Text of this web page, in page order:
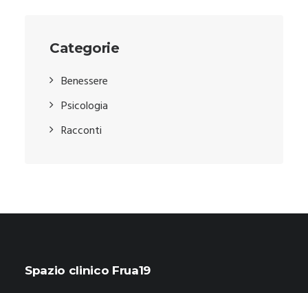
Categorie
Benessere
Psicologia
Racconti
Spazio clinico Frua19